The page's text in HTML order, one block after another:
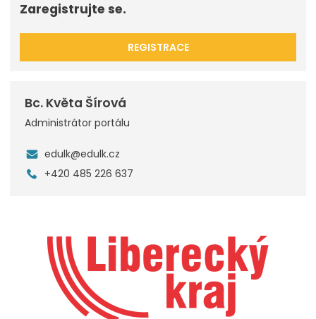
Zaregistrujte se.
REGISTRACE
Bc. Květa Šírová
Administrátor portálu
edulk@edulk.cz
+420 485 226 637